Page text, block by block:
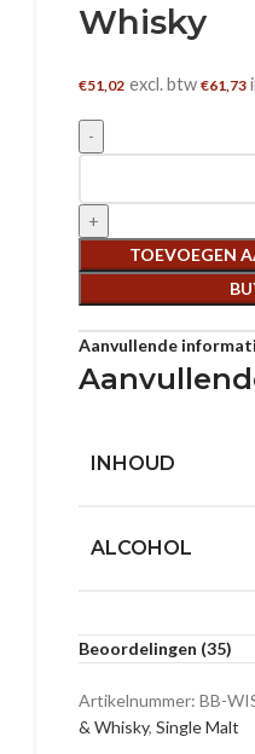
Whisky
€51,02 excl. btw €61,73
TOEVOEGEN
Aanvullende
INHOUD
ALCOHOL
Beoordelingen (35)
Artikelnummer: BB-
& Whisky, Single Malt